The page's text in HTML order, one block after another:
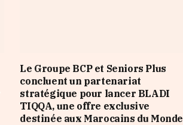
Le Groupe BCP et Seniors Plus
concluent un partenariat
stratégique pour lancer BLADI
TIQQA, une offre exclusive
destinée aux Marocains du Monde